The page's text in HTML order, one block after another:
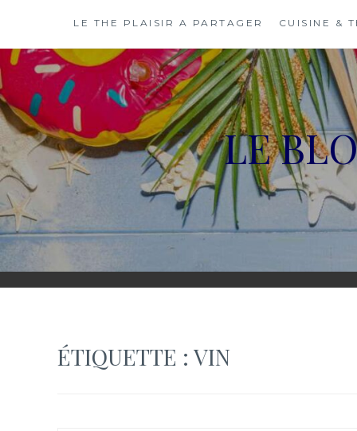
content
LE THE PLAISIR A PARTAGER CUISINE &
LE
ÉTIQUETTE : VIN